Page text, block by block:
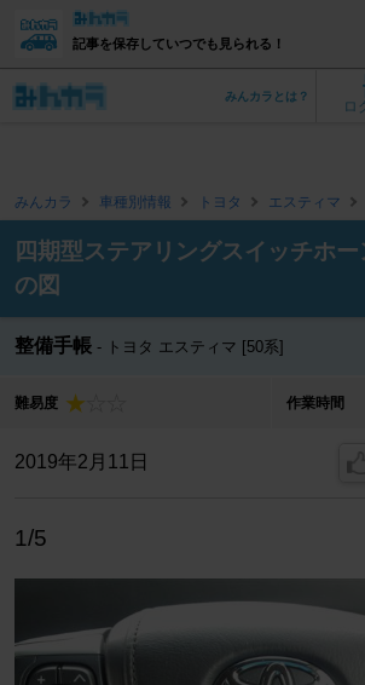
記事を保存していつでも見られる！
ロ
みんカラとは？
みんカラ 車種別情報 トヨタ エスティマ
四期型ステアリングスイッチホ
の図
整備手帳 トヨタ エスティマ [50系]
難易度 作業時間
2019年2月11日
1/5